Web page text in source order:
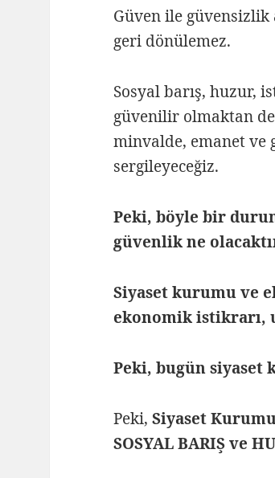
Güven ile
geri dönülemez.
Sosyal barış, huzur,
güvenilir olmaktan
minvalde, emanet ve
sergileyeceğiz.
Peki, böyle bir
güvenlik ne
Siyaset kurumu ve
ekonomik istikrarı,
Peki, bugün siyaset
Peki,Siyaset
SOSYAL BARIŞ ve